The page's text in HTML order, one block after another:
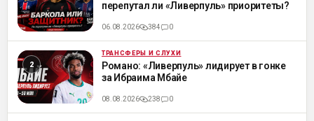
перепутал ли «Ливерпуль» приоритеты?
06.08.2026 384 0
ML ТРАНСФЕРЫ И СЛУХИ
Романо: «Ливерпуль» лидирует в гонке
за Ибраима Мбайе
08.08.2026 238 0